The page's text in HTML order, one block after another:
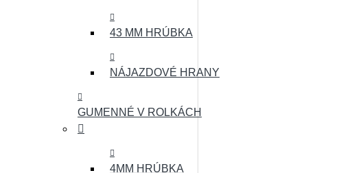
43 MM HRÚBKA
NÁJAZDOVÉ HRANY
GUMENNÉ V ROLKÁCH
4MM HRÚBKA